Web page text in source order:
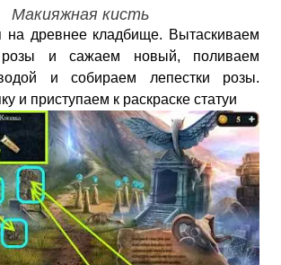
Макияжная кисть
на древнее кладбище. Вытаскиваем
розы и сажаем новый, поливаем
и собираем лепестки розы.
и приступаем к раскраске статуи